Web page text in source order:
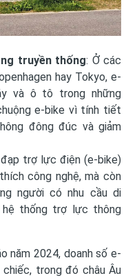
truyền thống: Ở các
hay Tokyo, e-
và ô tô trong những
e-bike vì tính tiết
đông đúc và giảm
trợ lực điện (e-bike)
công nghệ, mà còn
người có nhu cầu di
hệ thống trợ lực thông
năm 2024, doanh số e-
trong đó châu Âu